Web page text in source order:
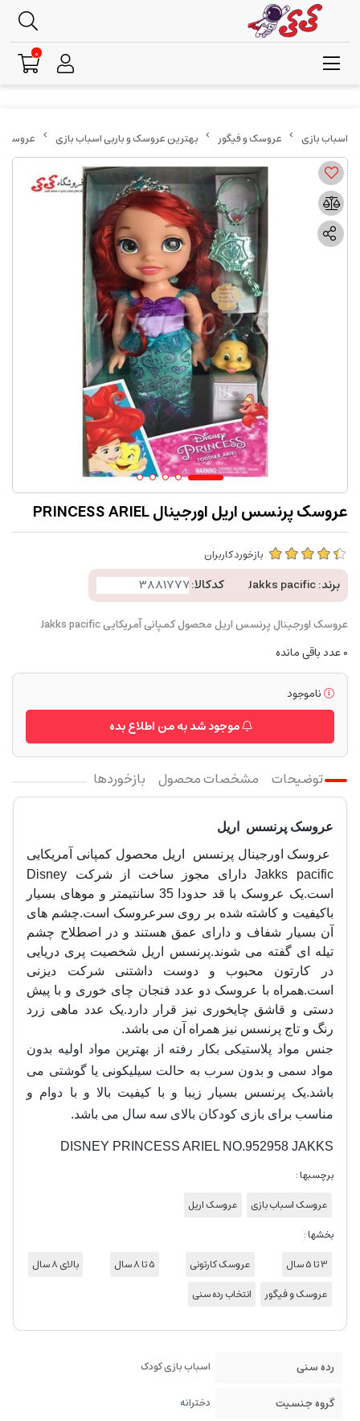
عروسک و فیگور بهترین عروسک و باربی اسباب بازی عروسک
عروسک پرنسس اریل اورجینال PRINCESS ARIEL
بازخورد کاربران
برند:Jakks pacific کدکالا:
عروسک اورجینال پرنسس اریل محصول کمپانی آمریکایی Jakks pacific
0عدد باقی مانده
ناموجود
موجود شد به من اطلاع بده
توضیحات مشخصات محصول بازخوردها
عروسک پرنسس اریل
عروسک اورجینال پرنسس اریل محصول کمپانی آمریکایی
Jakks pacific دارای مجوز ساخت از شرکت Disney
است.
یک عروسک با قد حدودا 35 سانتیمتر و موهای بسیار
باکیفیت و کاشته شده بر روی سرعروسک است.چشم های
آن بسیار شفاف و دارای عمق هستند و در اصطلاح چشم
تیله ای گفته می شوند.پرنسس اریل شخصیت پری دریایی
در کارتون محبوب و دوست داشتنی شرکت دیزنی
است.همراه با عروسک دو عدد فنجان چای خوری و با پیش
دستی و قاشق چایخوری نیز قرار دارد.یک عدد ماهی زرد
رنگ و تاج پرنسس نیز همراه آن می باشد.
جنس مواد پلاستیکی بکار رفته از بهترین مواد اولیه بدون
مواد سمی و بدون سرب به حالت سیلیکونی یا گوشتی می
باشد.یک پرنسس بسیار زیبا و با کیفیت بالا و با دوام و
مناسب برای بازی کودکان بالای سه سال می باشد.
DISNEY PRINCESS ARIEL NO.952958 JAKKS
برچسبها :
عروسک اسباب بازی
عروسک اریل
بخشها :
3 تا 5 سال
عروسک کارتونی 5 تا 8 سال
بالای 8 سال
عروسک و فیگور
انتخاب رده سنی
رده سنی اسباب بازی کودک
گروه جنسیت دخترانه
0